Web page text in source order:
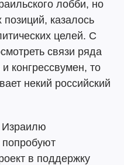
лобби, но
казалось
целей. С
связи ряда
конгрессвумен, то
некий российский
Израилю
попробуют
в поддержку